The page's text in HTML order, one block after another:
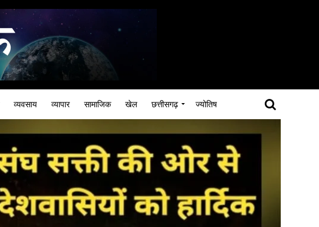
व्यवसाय व्यापार सामाजिक खेल छत्तीसगढ़ ज्योतिष